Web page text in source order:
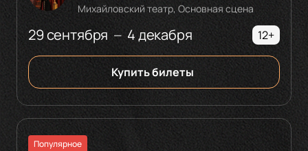
29 сентября — 4 декабря
Михайловский театр, Основная сцена
12+
Купить билеты
Популярное